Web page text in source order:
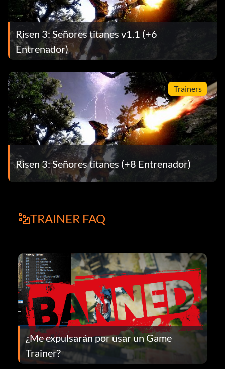
Risen 3: Señores titanes v1.1 (+6
Entrenador)
Trainers
Risen 3: Señores titanes (+8 Entrenador)
TRAINER FAQ
¿Me expulsarán por usar un Game
Trainer?